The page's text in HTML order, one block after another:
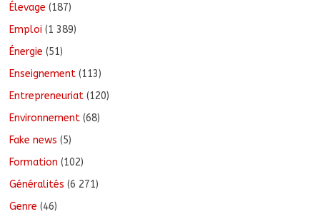
Élevage (187)
Emploi (1 389)
Énergie (51)
Enseignement (113)
Entrepreneuriat (120)
Environnement (68)
Fake news (5)
Formation (102)
Généralités (6 271)
Genre (46)